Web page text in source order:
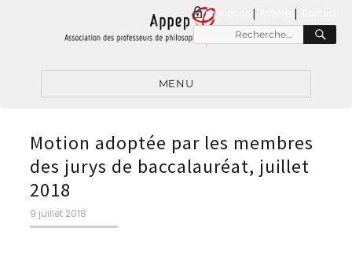
connexion |
MENU
Motion adoptée par les membres
des jurys de baccalauréat, juillet
2018
9 juillet 2018